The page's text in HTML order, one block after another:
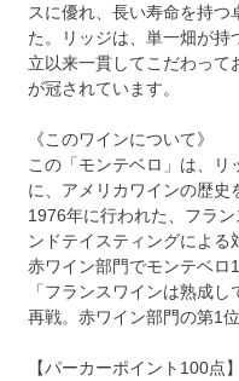
スに優れ、長い寿命を持つ
た。リッジは、単一畑が持
立以来一貫してこだわって
が冠されています。
《このワインについて》
この「モンテベロ」は、リ
に、アメリカワインの歴史
1976年に行われた、フラ
ンドテイスティングによ
赤ワイン部門でモンテベロ
「フランスワインは熟成
再戦。赤ワイン部門の第1
【パーカーポイント100点】